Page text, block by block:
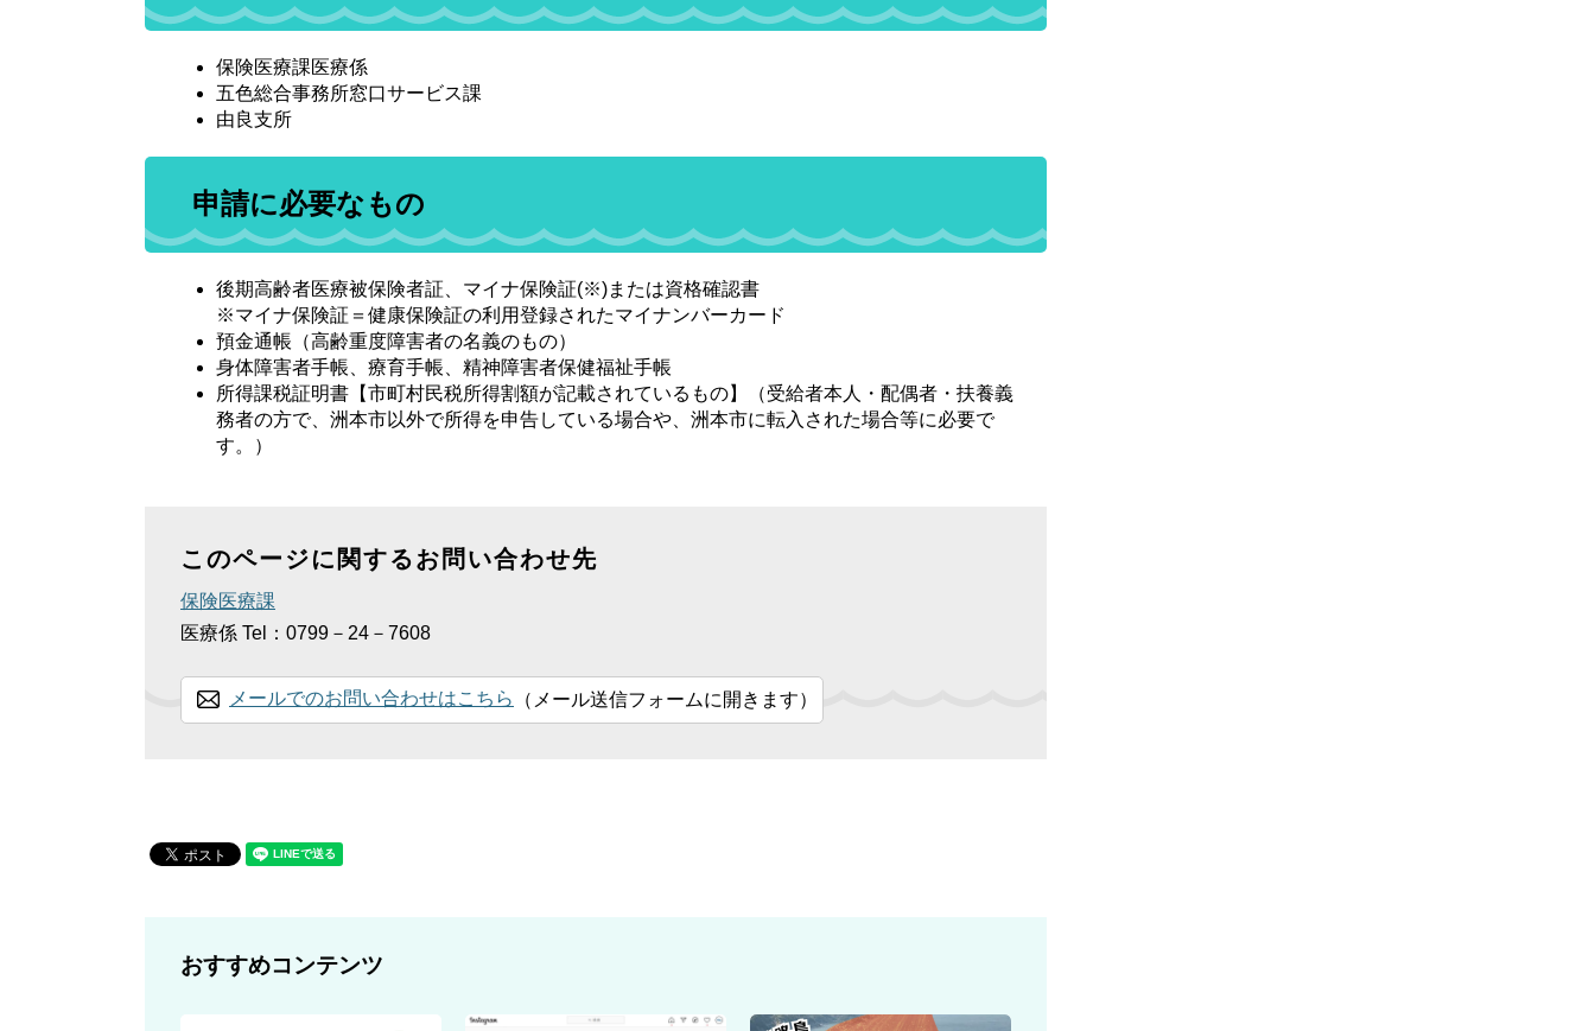
保険医療課医療係
五色総合事務所窓口サービス課
由良支所
申請に必要なもの
後期高齢者医療被保険者証、マイナ保険証(※)または資格確認書
※マイナ保険証＝健康保険証の利用登録されたマイナンバーカード
預金通帳（高齢重度障害者の名義のもの）
身体障害者手帳、療育手帳、精神障害者保健福祉手帳
所得課税証明書【市町村民税所得割額が記載されているもの】（受給者本人・配偶者・扶養義
務者の方で、洲本市以外で所得を申告している場合や、洲本市に転入された場合等に必要で
す。）
このページに関するお問い合わせ先
保険医療課
医療係 Tel：0799－24－7608
メールでのお問い合わせはこちら （メール送信フォームに開きます）
おすすめコンテンツ